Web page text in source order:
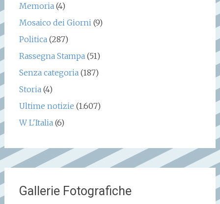
Memoria (4)
Mosaico dei Giorni (9)
Politica (287)
Rassegna Stampa (51)
Senza categoria (187)
Storia (4)
Ultime notizie (1.607)
W L'Italia (6)
Gallerie Fotografiche